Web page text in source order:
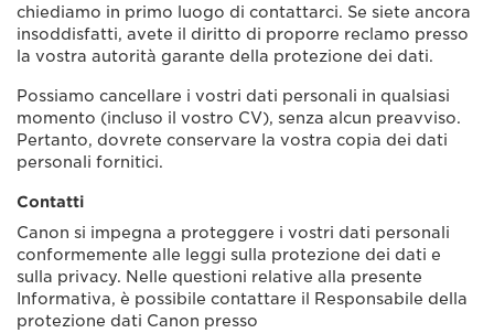
chiediamo in primo luogo di contattarci. Se siete ancora
insoddisfatti, avete il diritto di proporre reclamo presso
la vostra autorità garante della protezione dei dati.
Possiamo cancellare i vostri dati personali in qualsiasi
momento (incluso il vostro CV), senza alcun preavviso.
Pertanto, dovrete conservare la vostra copia dei dati
personali fornitici.
Contatti
Canon si impegna a proteggere i vostri dati personali
conformemente alle leggi sulla protezione dei dati e
sulla privacy. Nelle questioni relative alla presente
Informativa, è possibile contattare il Responsabile della
protezione dati Canon presso